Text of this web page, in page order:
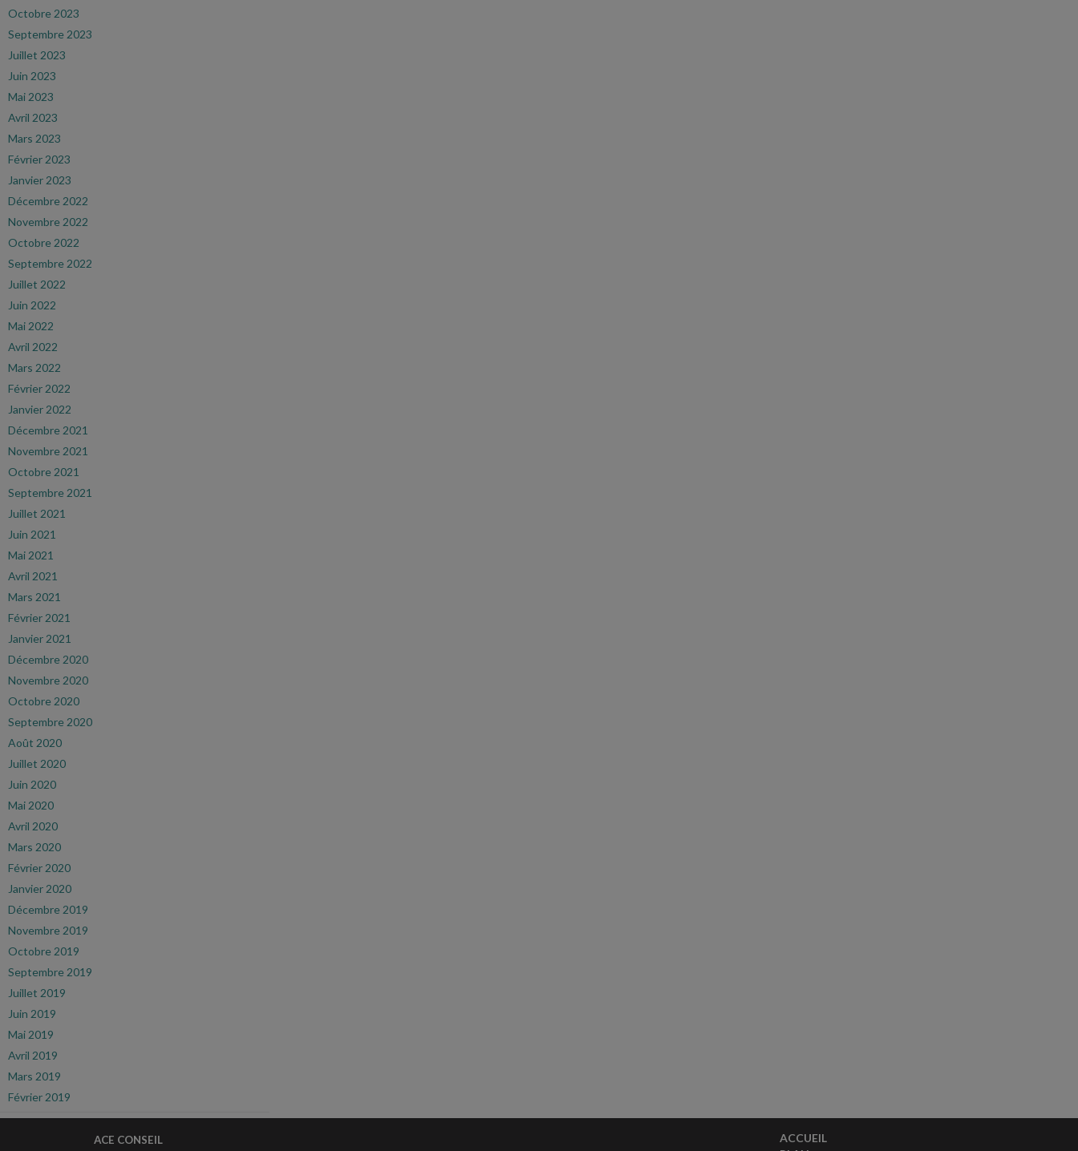
Octobre 2023
Septembre 2023
Juillet 2023
Juin 2023
Mai 2023
Avril 2023
Mars 2023
Février 2023
Janvier 2023
Décembre 2022
Novembre 2022
Octobre 2022
Septembre 2022
Juillet 2022
Juin 2022
Mai 2022
Avril 2022
Mars 2022
Février 2022
Janvier 2022
Décembre 2021
Novembre 2021
Octobre 2021
Septembre 2021
Juillet 2021
Juin 2021
Mai 2021
Avril 2021
Mars 2021
Février 2021
Janvier 2021
Décembre 2020
Novembre 2020
Octobre 2020
Septembre 2020
Août 2020
Juillet 2020
Juin 2020
Mai 2020
Avril 2020
Mars 2020
Février 2020
Janvier 2020
Décembre 2019
Novembre 2019
Octobre 2019
Septembre 2019
Juillet 2019
Juin 2019
Mai 2019
Avril 2019
Mars 2019
Février 2019
ACE CONSEIL
ACCUEIL